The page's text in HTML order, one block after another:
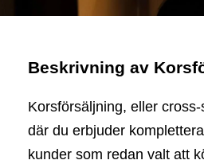
Beskrivning av
Korsförsäljning, eller
där du erbjuder
kunder som redan valt att